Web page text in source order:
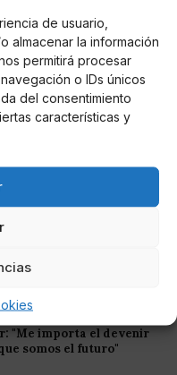
de usuario,
almacenar la información
permitirá procesar
o IDs únicos
del consentimiento
características y
en México 2025
iOS en la Unión
negociaciones del Poder
"Me importa el devenir
somos el futuro"